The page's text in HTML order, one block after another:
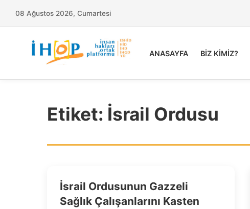
08 Ağustos 2026, Cumartesi
ANASAYFA BİZ KİMİZ?
Etiket: İsrail Ordusu
İsrail Ordusunun Gazzeli
Sağlık Çalışanlarını Kasten